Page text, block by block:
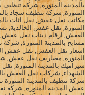
بالمدينة المنورة, شركة تنظيف
المنورة, شركة تنظيف سجاد
مكاتب نقل عفش, نقل اثاث
المنورة, نقل عفش الخالدية,
العفش, ارقام دينات نقل
مسابح بالمدينة المنورة, شركة
اسعار نقل العفش, نقل عفش
المنوره, مصاريف نقل عفش,
سيراميك بالمدينة المنورة,
الشهداء, شركات نقل العفش
شركة تنظيف بالمدينة
عفش المدينة المنورة, شركه